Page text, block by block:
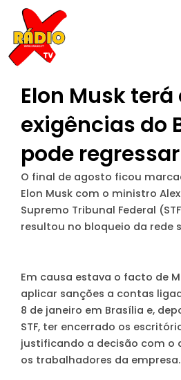
content
Elon Musk
exigências do
pode
O final de agosto ficou
Elon Musk com o ministro
Supremo Tribunal Federal
resultou no bloqueio da rede
Em causa estava o facto de
aplicar sanções a contas
8 de janeiro em Brasília e,
STF, ter encerrado os
justificando a decisão com o
os trabalhadores da empresa.